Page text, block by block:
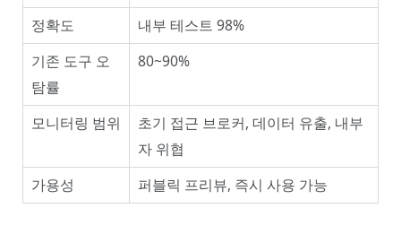
정확도
내부 테스트 98%
기존 도구 오
탐률
80~90%
모니터링 범위
초기 접근 브로커, 데이터 유출, 내부
자 위협
가용성
퍼블릭 프리뷰, 즉시 사용 가능